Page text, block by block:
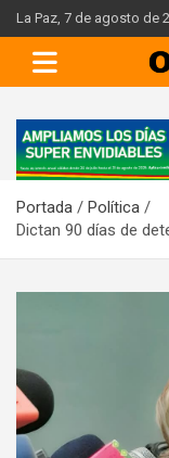
Skip
to
content
La Paz, 7 de agosto de
A
d
e
m
e
n
Portada
Política
Dictan 90 días de